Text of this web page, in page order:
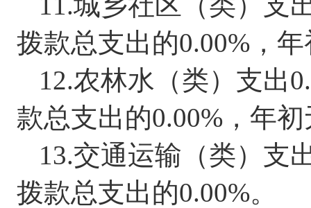
拨款总支出的0.00%， 年
12.农林水（类）支出
款总支出的0.00%， 年初
13.交通运输（类）支
拨款总支出的0.00%。